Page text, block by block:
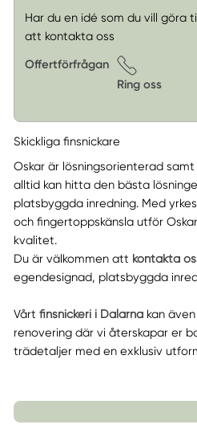
Har du en idé som du vill göra
att kontakta oss
Offertförfrågan
Ring oss
Skickliga finsnickare
Oskar är lösningsorienterad
alltid kan hitta den bästa
platsbyggda inredning. Med
och fingertoppskänsla utför
kvalitet.
Du är välkommen att kontakta
egendesignad, platsbyggda
Vårt finsnickeri i Dalarnakan
renovering där vi återskapar er
trädetaljer med en exklusiv